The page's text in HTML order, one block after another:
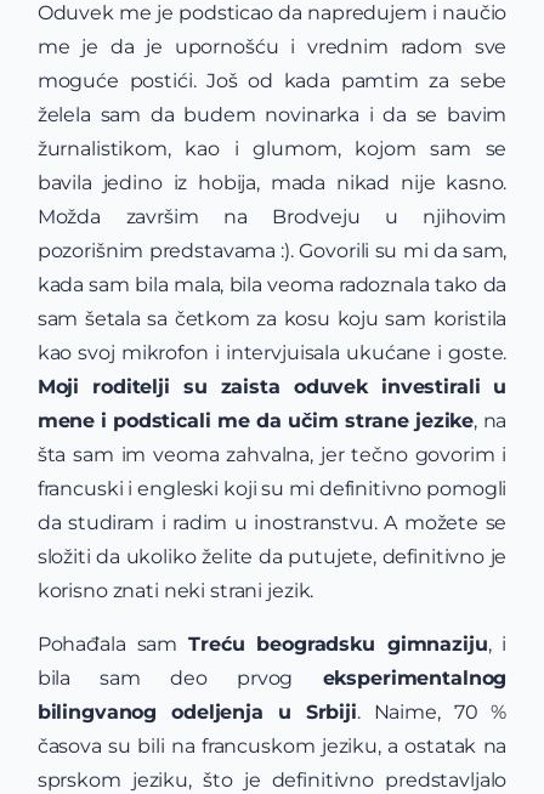
Oduvek me je podsticao da napredujem i naučio
me je da je upornošću i vrednim radom sve
moguće postići. Još od kada pamtim za sebe
želela sam da budem novinarka i da se bavim
žurnalistikom, kao i glumom, kojom sam se
bavila jedino iz hobija, mada nikad nije kasno.
Možda završim na Brodveju u njihovim
pozorišnim predstavama :). Govorili su mi da sam,
kada sam bila mala, bila veoma radoznala tako da
sam šetala sa četkom za kosu koju sam koristila
kao svoj mikrofon i intervjuisala ukućane i goste.
Moji roditelji su zaista oduvek investirali u
mene i podsticali me da učim strane jezike, na
šta sam im veoma zahvalna, jer tečno govorim i
francuski i engleski koji su mi definitivno pomogli
da studiram i radim u inostranstvu. A možete se
složiti da ukoliko želite da putujete, definitivno je
korisno znati neki strani jezik.
Pohađala samTreću beogradsku gimnaziju, i
bila sam deo prvog eksperimentalnog
bilingvanog odeljenja u Srbiji. Naime, 70 %
časova su bili na francuskom jeziku, a ostatak na
sprskom jeziku, što je definitivno predstavljalo